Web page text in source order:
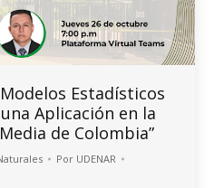
Estadísticos
Aplicación en la
de Colombia”
Por UDENAR